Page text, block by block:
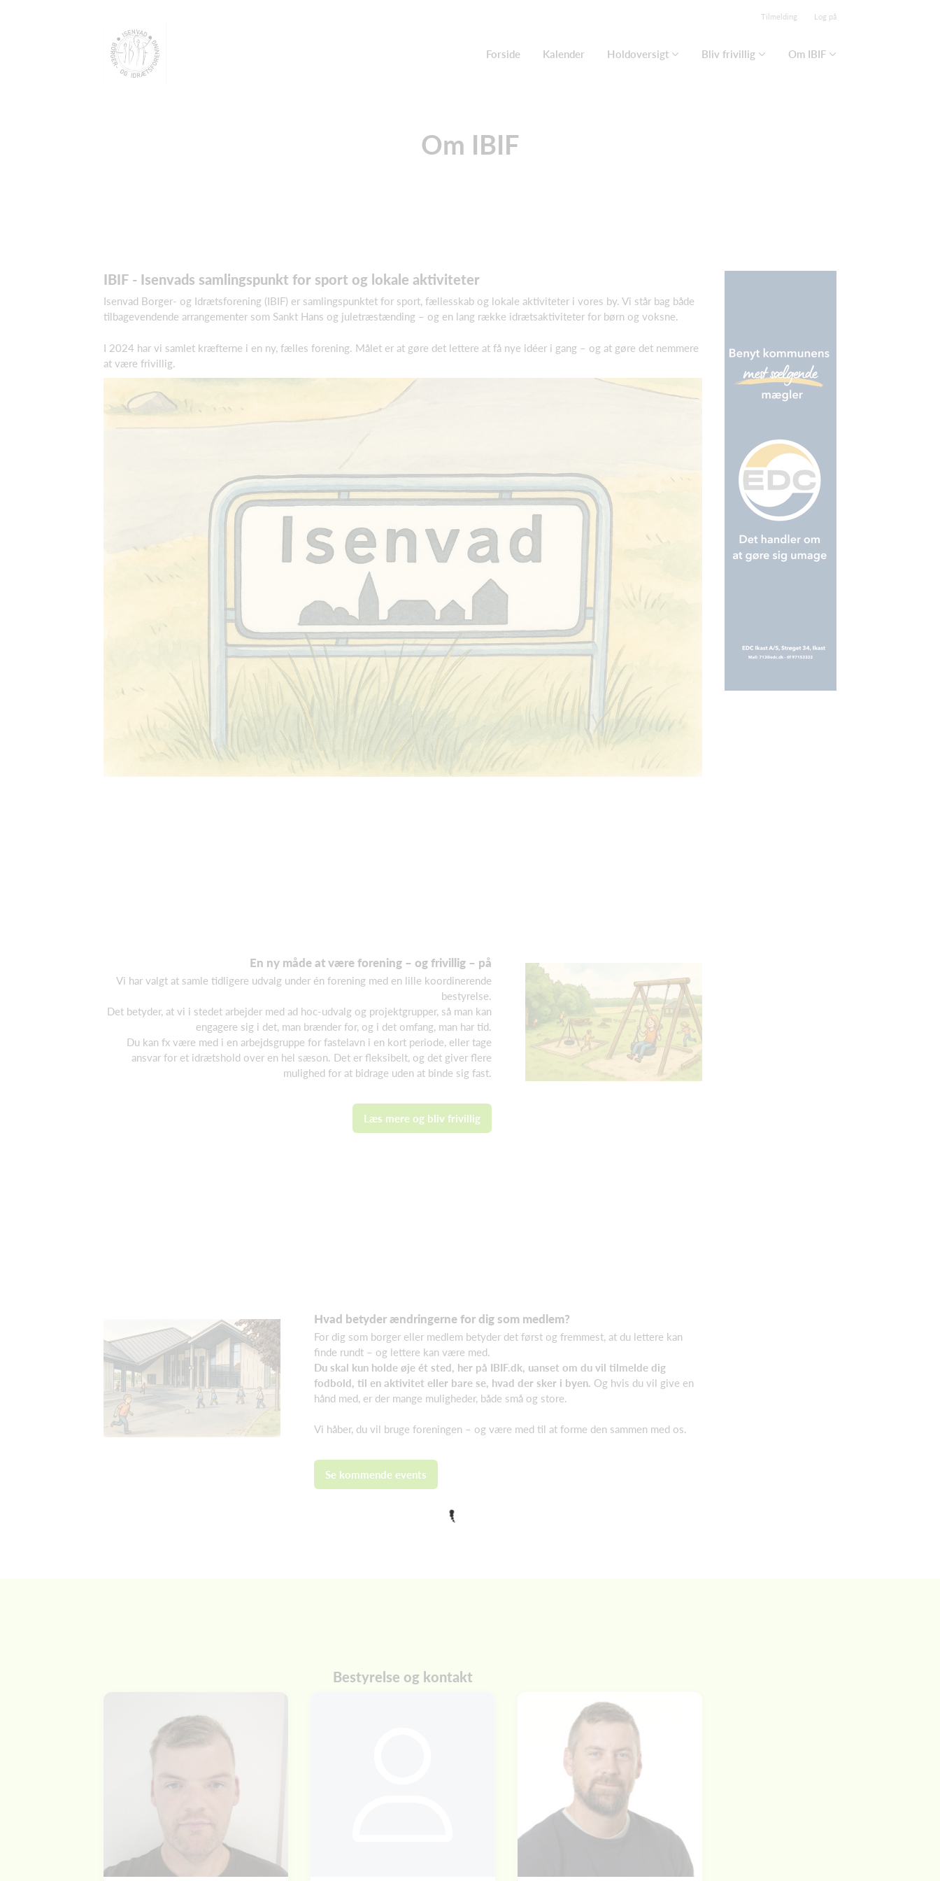
Tilmelding Log på
Forside Kalender Holdoversigt Bliv frivillig Om IBIF
Om IBIF
IBIF - Isenvads samlingspunkt for sport og lokale aktiviteter
Isenvad Borger- og Idrætsforening (IBIF) er samlingspunktet for sport, fællesskab og lokale aktiviteter i vores by. Vi står bag både
tilbagevendende arrangementer som Sankt Hans og juletræstænding – og en lang række idrætsaktiviteter for børn og voksne.
I 2024 har vi samlet kræfterne i en ny, fælles forening. Målet er at gøre det lettere at få nye idéer i gang – og at gøre det nemmere
at være frivillig.
En ny måde at være forening – og frivillig – på
Vi har valgt at samle tidligere udvalg under én forening med en lille koordinerende
bestyrelse.
Det betyder, at vi i stedet arbejder med ad hoc-udvalg og projektgrupper, så man kan
engagere sig i det, man brænder for, og i det omfang, man har tid.
Du kan fx være med i en arbejdsgruppe for fastelavn i en kort periode, eller tage
ansvar for et idrætshold over en hel sæson. Det er fleksibelt, og det giver flere
mulighed for at bidrage uden at binde sig fast.
Læs mere og bliv frivillig
Hvad betyder ændringerne for dig som medlem?
For dig som borger eller medlem betyder det først og fremmest, at du lettere kan
finde rundt – og lettere kan være med.
Du skal kun holde øje ét sted, her på IBIF.dk, uanset om du vil tilmelde dig
fodbold, til en aktivitet eller bare se, hvad der sker i byen. Og hvis du vil give en
hånd med, er der mange muligheder, både små og store.
Vi håber, du vil bruge foreningen – og være med til at forme den sammen med os.
Se kommende events
Bestyrelse og kontakt